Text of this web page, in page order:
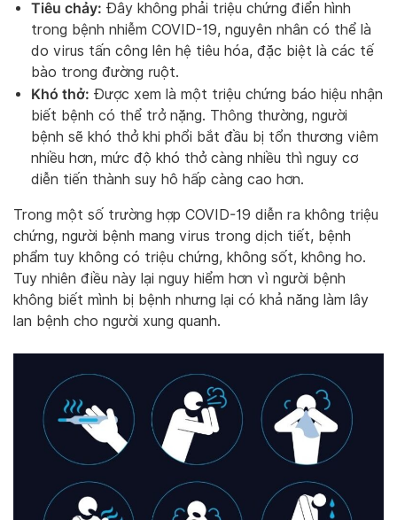
Tiêu chảy: Đây không phải triệu chứng điển hình
trong bệnh nhiễm COVID-19, nguyên nhân có thể là
do virus tấn công lên hệ tiêu hóa, đặc biệt là các tế
bào trong đường ruột.
Khó thở: Được xem là một triệu chứng báo hiệu nhận
biết bệnh có thể trở nặng. Thông thường, người
bệnh sẽ khó thở khi phổi bắt đầu bị tổn thương viêm
nhiều hơn, mức độ khó thở càng nhiều thì nguy cơ
diễn tiến thành suy hô hấp càng cao hơn.
Trong một số trường hợp COVID-19 diễn ra không triệu
chứng, người bệnh mang virus trong dịch tiết, bệnh
phẩm tuy không có triệu chứng, không sốt, không ho.
Tuy nhiên điều này lại nguy hiểm hơn vì người bệnh
không biết mình bị bệnh nhưng lại có khả năng làm lây
lan bệnh cho người xung quanh.